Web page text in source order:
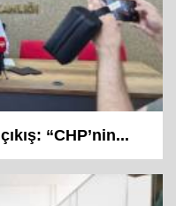
“CHP’nin...